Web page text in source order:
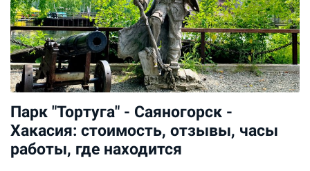
Парк "Тортуга" - Саяногорск -
Хакасия: стоимость, отзывы, часы
работы, где находится